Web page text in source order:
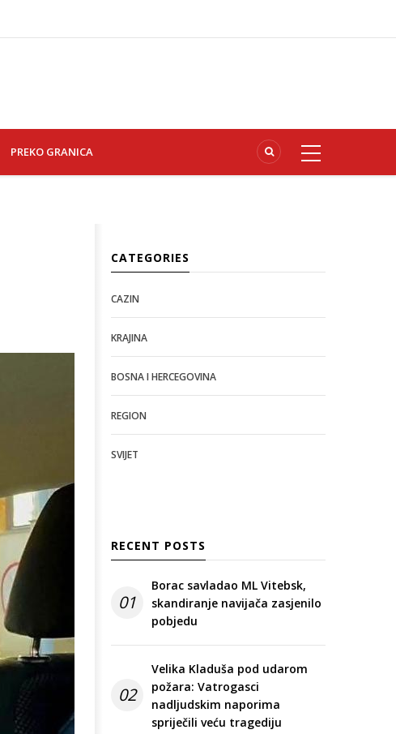
PREKO GRANICA
CATEGORIES
CAZIN
KRAJINA
BOSNA I HERCEGOVINA
REGION
SVIJET
RECENT POSTS
01
Borac savladao ML Vitebsk,
skandiranje navijača zasjenilo
pobjedu
02
Velika Kladuša pod udarom
požara: Vatrogasci
nadljudskim naporima
spriječili veću tragediju